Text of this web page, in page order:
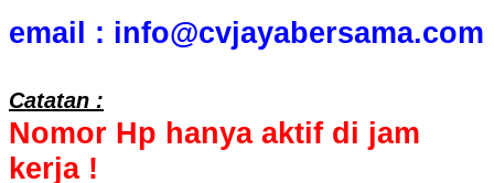
email : info@cvjayabersama.com
Catatan :
Nomor Hp hanya aktif di jam
kerja !